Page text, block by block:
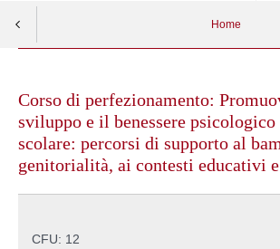
Home
contentCorso di perfezionamento:
sviluppo e il benessere psicologico
scolare: percorsi di supporto al
genitorialità, ai contesti educativi
CFU: 12